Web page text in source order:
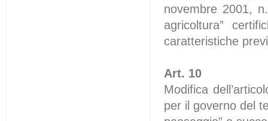
novembre 2001,
agricoltura”
caratteristiche
Art. 10
Modifica
per il governo del